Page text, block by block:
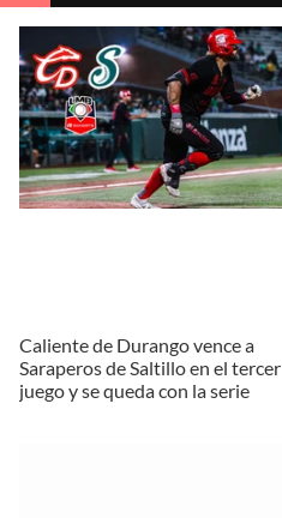
Caliente de Durango vence a
Saraperos de Saltillo en el tercer
juego y se queda con la serie